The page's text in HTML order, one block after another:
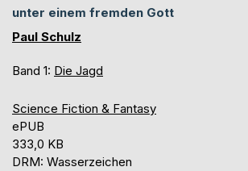
unter einem fremden Gott
Paul Schulz
Band 1: Die Jagd
Science Fiction & Fantasy
ePUB
333,0 KB
DRM: Wasserzeichen